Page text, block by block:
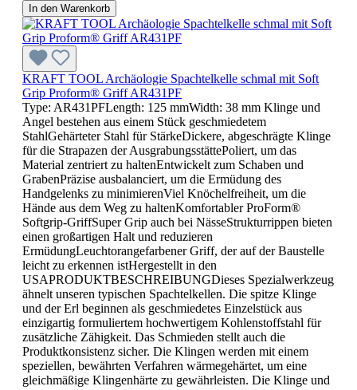
In den Warenkorb
KRAFT TOOL Archäologie Spachtelkelle schmal mit Soft
Grip Proform® Griff AR431PF
Type: AR431PFLength: 125 mmWidth: 38 mm Klinge und
Angel bestehen aus einem Stück geschmiedetem
StahlGehärteter Stahl für StärkeDickere, abgeschrägte Klinge
für die Strapazen der AusgrabungsstättePoliert, um das
Material zentriert zu haltenEntwickelt zum Schaben und
GrabenPräzise ausbalanciert, um die Ermüdung des
Handgelenks zu minimierenViel Knöchelfreiheit, um die
Hände aus dem Weg zu haltenKomfortabler ProForm®
Softgrip-GriffSuper Grip auch bei NässeStrukturrippen bieten
einen großartigen Halt und reduzieren
ErmüdungLeuchtorangefarbener Griff, der auf der Baustelle
leicht zu erkennen istHergestellt in den
USAPRODUKTBESCHREIBUNGDieses Spezialwerkzeug
ähnelt unseren typischen Spachtelkellen. Die spitze Klinge
und der Erl beginnen als geschmiedetes Einzelstück aus
einzigartig formuliertem hochwertigem Kohlenstoffstahl für
zusätzliche Zähigkeit. Das Schmieden stellt auch die
Produktkonsistenz sicher. Die Klingen werden mit einem
speziellen, bewährten Verfahren wärmegehärtet, um eine
gleichmäßige Klingenhärte zu gewährleisten. Die Klinge und